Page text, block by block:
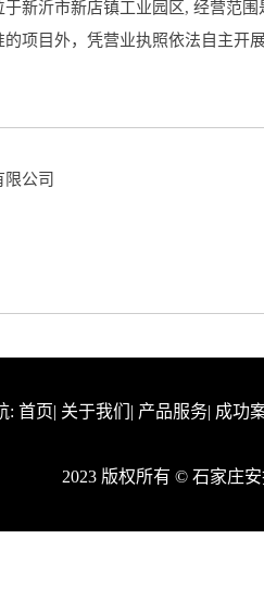
新沂市新店镇工业园区, 经营范
项目外，凭营业执照依法自主开
公司
: 首页| 关于我们 | 产品服务| 成功
2023 版权所有 © 石家庄